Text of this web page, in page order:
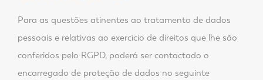
Para as questões atinentes ao tratamento de dados
pessoais e relativas ao exercício de direitos que lhe são
conferidos pelo RGPD, poderá ser contactado o
encarregado de proteção de dados no seguinte